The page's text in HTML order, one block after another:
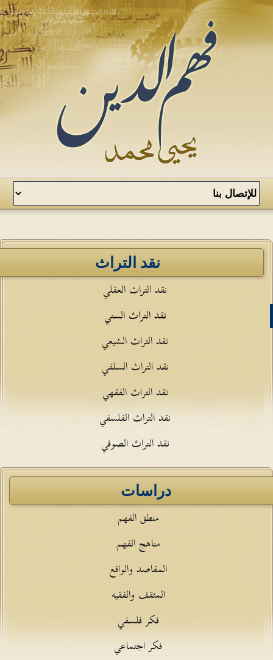
نقد التراث
نقد التراث العقلي
نقد التراث السني
نقد التراث الشيعي
نقد التراث السلفي
نقد التراث الفقهي
نقد التراث الفلسفي
نقد التراث الصوفي
دراسات
منطق الفهم
مناهج الفهم
المقاصد والواقع
المثقف والفقيه
فكر فلسفي
فكر اجتماعي